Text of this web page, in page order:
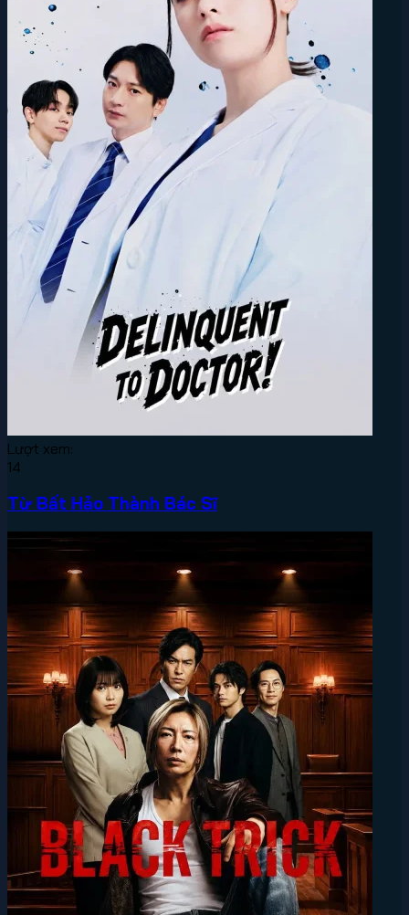
Lượt xem:
14
Từ Bất Hảo Thành Bác Sĩ